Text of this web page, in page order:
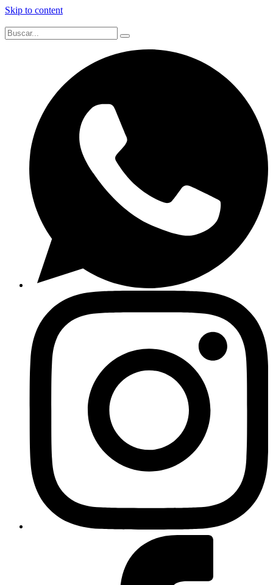
Skip to content